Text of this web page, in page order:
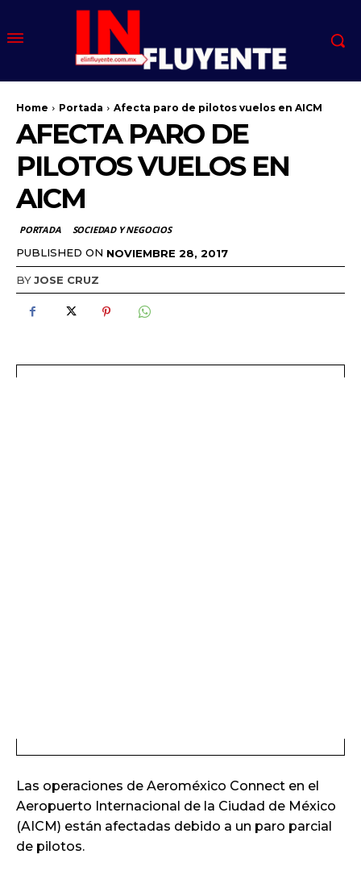
Home Portada Afecta paro de pilotos vuelos en AICM
AFECTA PARO DE
PILOTOS VUELOS EN
AICM
PORTADA SOCIEDAD Y NEGOCIOS
PUBLISHED ON NOVIEMBRE 28, 2017
BYJOSE CRUZ
Las operaciones de Aeroméxico Connect en el
Aeropuerto Internacional de la Ciudad de México
(AICM) están afectadas debido a un paro parcial
de pilotos.